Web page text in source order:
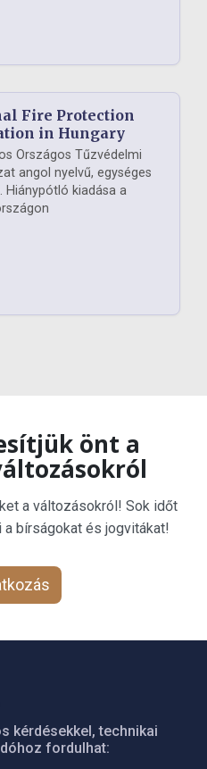
Fire Protection
in Hungary
Országos Tűzvédelmi
angol nyelvű, egységes
Hiánypótló kiadása a
önt a
a változásokról! Sok időt
bírságokat és jogvitákat!
kérdésekkel, technikai
fordulhat: